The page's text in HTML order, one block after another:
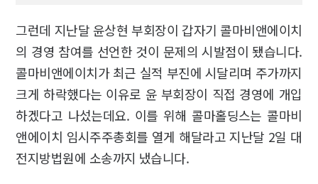
그런데 지난달 윤상현 부회장이 갑자기 콜마비앤에이치
의 경영 참여를 선언한 것이 문제의 시발점이 됐습니다.
콜마비앤에이치가 최근 실적 부진에 시달리며 주가까지
크게 하락했다는 이유로 윤 부회장이 직접 경영에 개입
하겠다고 나섰는데요. 이를 위해 콜마홀딩스는 콜마비
앤에이치 임시주주총회를 열게 해달라고 지난달 2일 대
전지방법원에 소송까지 냈습니다.